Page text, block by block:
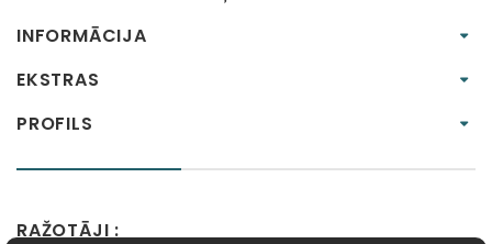
INFORMĀCIJA
EKSTRAS
PROFILS
RAŽOTĀJI :